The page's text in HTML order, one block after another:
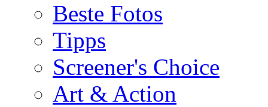
Beste Fotos
Tipps
Screener's Choice
Art & Action